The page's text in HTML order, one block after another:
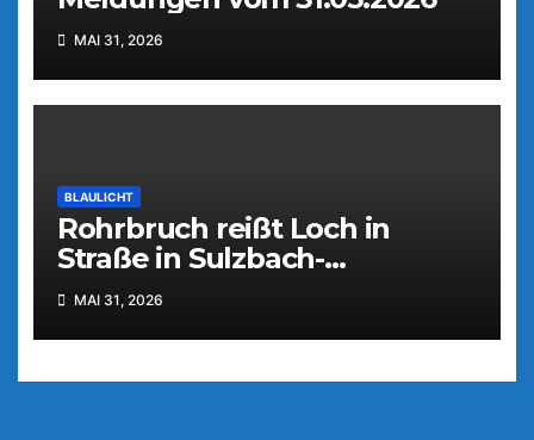
MAI 31, 2026
BLAULICHT
Rohrbruch reißt Loch in
Straße in Sulzbach-
Rosenberg
MAI 31, 2026